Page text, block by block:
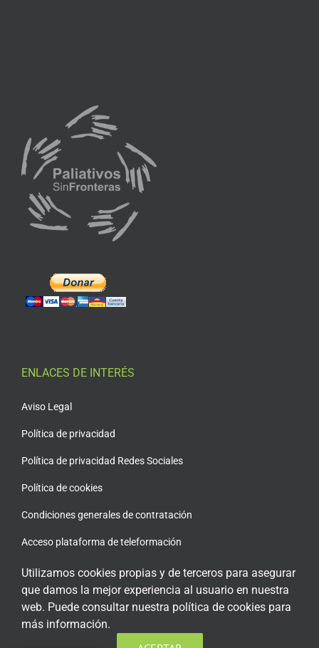
ENLACES DE INTERÉS
Aviso Legal
Política de privacidad
Política de privacidad Redes Sociales
Política de cookies
Condiciones generales de contratación
Acceso plataforma de teleformación
ENCUÉNTRANOS EN LAS REDES SOCIALES
Utilizamos cookies propias y de terceros para asegurar
que damos la mejor experiencia al usuario en nuestra
web. Puede consultar nuestra política de cookies para
más información.